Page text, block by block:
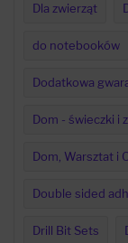
Dla zwierząt
do notebooków
Dodatkowa
Dom - świeczki i
Dom, Warsztat i
Double sided
Drill Bit Sets